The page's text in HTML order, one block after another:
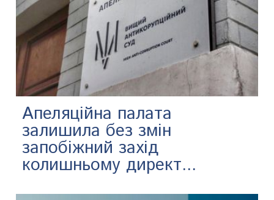
Апеляційна палата
залишила без змін
запобіжний захід
колишньому директ...